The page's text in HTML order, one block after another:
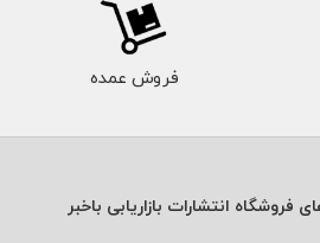
فروش عمده
انتشارات بازاریابی باخبر